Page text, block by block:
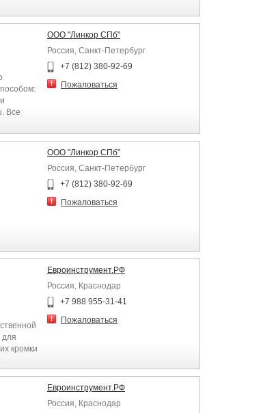
Все
формы
ООО "Линкор СПб"
Россия, Санкт-Петербург
+7 (812) 380-92-69
Пожаловаться
ООО "Линкор СПб"
Россия, Санкт-Петербург
+7 (812) 380-92-69
Пожаловаться
кромки
Евроинструмент.РФ
Россия, Краснодар
+7 988 955-31-41
Пожаловаться
Евроинструмент.РФ
Россия, Краснодар